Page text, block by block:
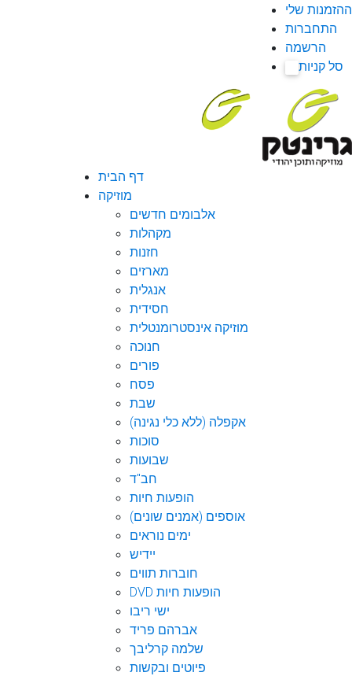
ההזמנות שלי
התחברות
הרשמה
סל קניות
דף הבית
מוזיקה
אלבומים חדשים
מקהלות
חזנות
מארזים
אנגלית
חסידית
מוזיקה אינסטרומנטלית
חנוכה
פורים
פסח
שבת
אקפלה (ללא כלי נגינה)
סוכות
שבועות
חב"ד
הופעות חיות
אוספים (אמנים שונים)
ימים נוראים
יידיש
חוברות תווים
DVD הופעות חיות
ישי ריבו
אברהם פריד
שלמה קרליבך
פיוטים ובקשות